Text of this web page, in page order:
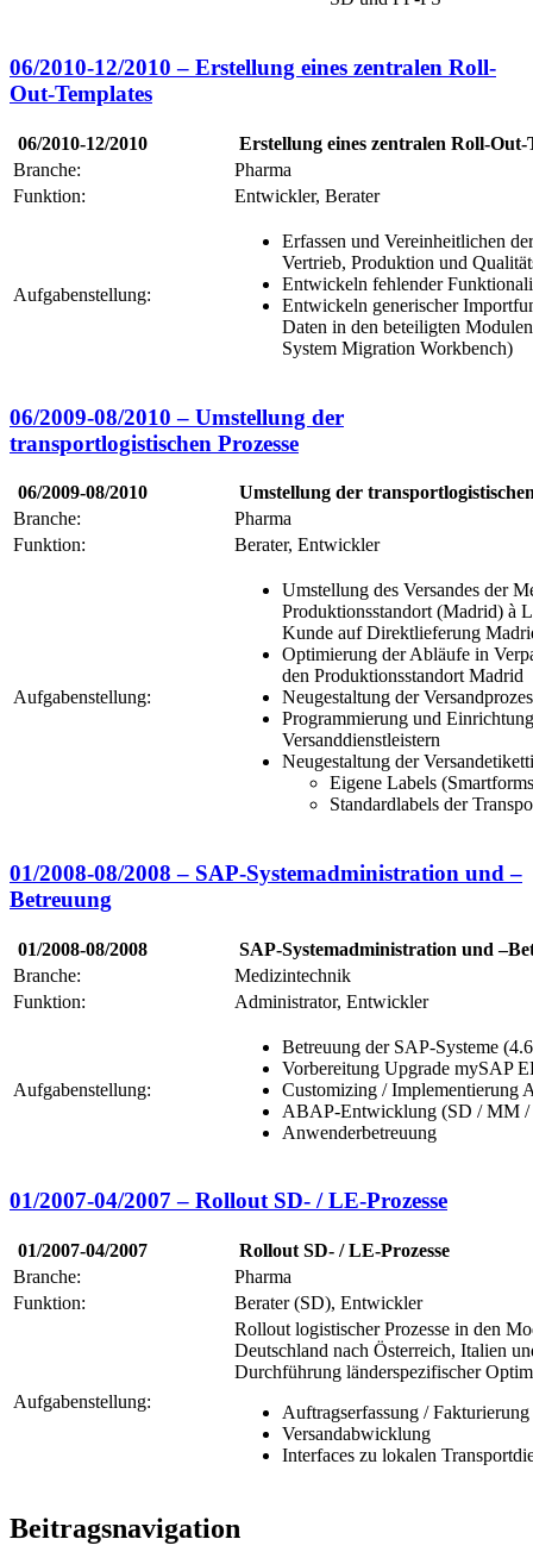
06/2010-12/2010 – Erstellung eines zentralen Roll-
Out-Templates
06/2010-12/2010
Erstellung eines zentralen Roll-Out-
Branche:
Pharma
Funktion:
Entwickler, Berater
Aufgabenstellung:
Erfassen und Vereinheitlichen
Vertrieb, Produktion und
Entwickeln fehlender
Entwickeln generischer
Daten in den beteiligten
System Migration Workbench)
06/2009-08/2010 – Umstellung der
transportlogistischen Prozesse
06/2009-08/2010
Umstellung der
Branche:
Pharma
Funktion:
Berater, Entwickler
Aufgabenstellung:
Umstellung des Versandes der
Produktionsstandort (Madrid) à
Kunde auf Direktlieferung
Optimierung der Abläufe in
den Produktionsstandort Madrid
Neugestaltung der
Programmierung und
Versanddienstleistern
Neugestaltung der
Eigene Labels
Standardlabels der
01/2008-08/2008 – SAP-Systemadministration und –
Betreuung
01/2008-08/2008
SAP-Systemadministration und
Branche:
Medizintechnik
Funktion:
Administrator, Entwickler
Aufgabenstellung:
Betreuung der SAP-Systeme
Vorbereitung Upgrade mySAP
Customizing / Implementierung
ABAP-Entwicklung (SD / MM
Anwenderbetreuung
01/2007-04/2007 – Rollout SD- / LE-Prozesse
01/2007-04/2007
Rollout SD- / LE-Prozesse
Branche:
Pharma
Funktion:
Berater (SD), Entwickler
Aufgabenstellung:
Rollout logistischer Prozesse in den
Deutschland nach Österreich, Italien
Durchführung länderspezifischer
Auftragserfassung / Fakturierung
Versandabwicklung
Interfaces zu lokalen
Beitragsnavigation